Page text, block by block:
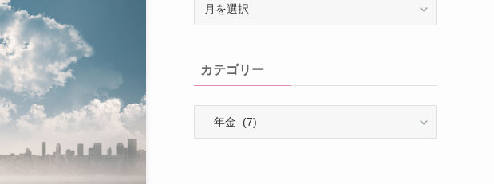
ブカテゴリー